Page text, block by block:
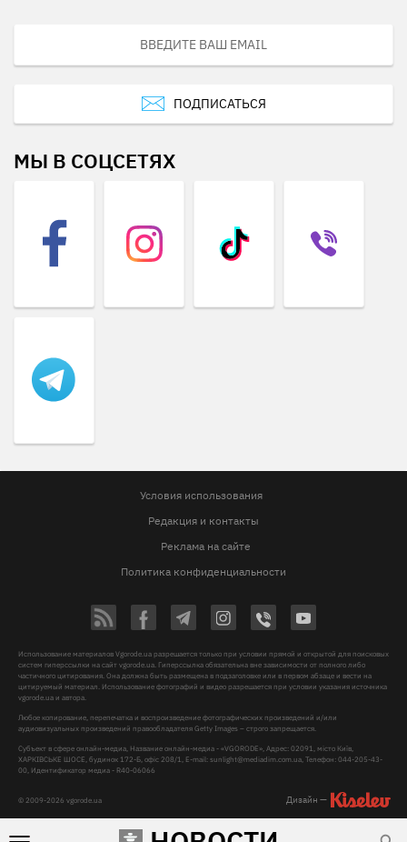
ПОДПИСАТЬСЯ
МЫ В СОЦСЕТЯХ
Условия использования
Редакция и контакты
Реклама на сайте
Политика конфиденциальности
© 2009-2026 vgorode.ua
Использование материалов Vgorode.ua разрешается только при условии прямой и открытой для поисковых
систем гиперссылки на сайт vgorode.ua. Гиперссылка обязательна вне зависимости от полного либо
частичного цитирования. Она должна быть размещена в подзаголовке или в первом абзаце и вести на
цитируемый материал. Использование фотографий и видео разрешается при условии указания источника
vgorode.ua и автора.
Любое копирование, перепечатка и воспроизведение фотографических произведений и/или
аудиовизуальных произведений правообладателя Getty Images – строго запрещается.
Субъект в сфере онлайн-медиа, Название онлайн-медиа - «VGORODE», Адрес: 02091, місто Київ,
ХАРКІВСЬКЕ ШОСЕ, будинок 172-Б, офіс 208/1, E-mail:sunlight@mediadim.com.ua , Телефон: 044-205-43-
00, Идентификатор медиа - R40-06066
Дизайн —